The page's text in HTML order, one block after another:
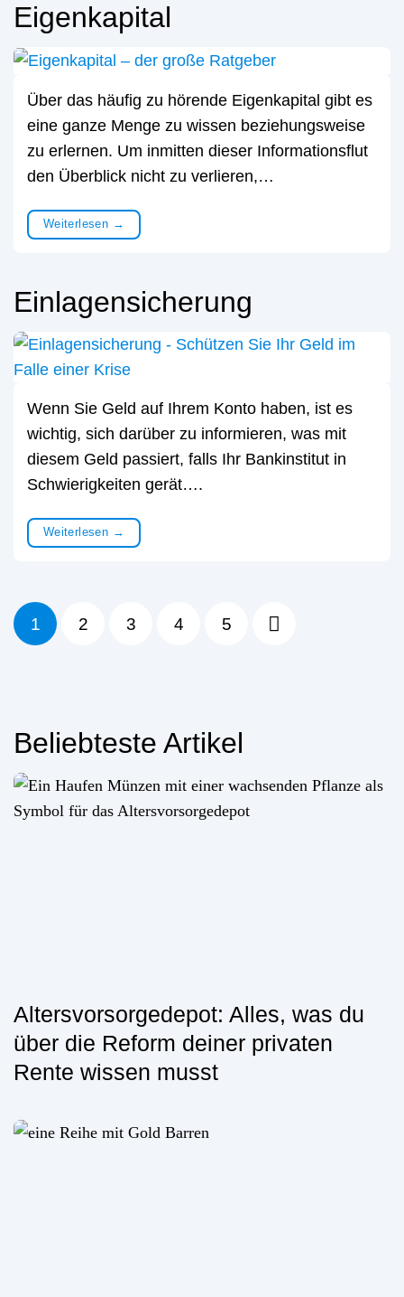
Eigenkapital
Über das häufig zu hörende Eigenkapital gibt es
eine ganze Menge zu wissen beziehungsweise
zu erlernen. Um inmitten dieser Informationsflut
den Überblick nicht zu verlieren,…
Weiterlesen →
Einlagensicherung
Wenn Sie Geld auf Ihrem Konto haben, ist es
wichtig, sich darüber zu informieren, was mit
diesem Geld passiert, falls Ihr Bankinstitut in
Schwierigkeiten gerät….
Weiterlesen →
1 2 3 4 5
Beliebteste Artikel
Altersvorsorgedepot: Alles, was du
über die Reform deiner privaten
Rente wissen musst